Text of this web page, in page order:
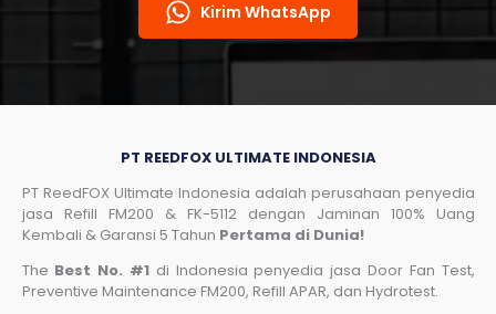
Kirim WhatsApp
PT REEDFOX ULTIMATE INDONESIA
PT ReedFOX Ultimate Indonesia adalah perusahaan penyedia
jasa Refill FM200 & FK-5112 dengan Jaminan 100% Uang
Kembali & Garansi 5 Tahun Pertama di Dunia!
The Best No. #1di Indonesia penyedia jasa Door Fan Test,
Preventive Maintenance FM200, Refill APAR, dan Hydrotest.